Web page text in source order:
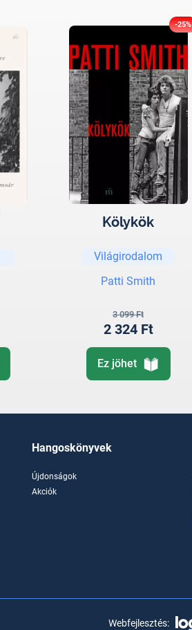
-25%
Kölykök
Világirodalom
Patti Smith
3 099 Ft
2 324 Ft
Ez jöhet
Hangoskönyvek
Újdonságok
Akciók
Webfejlesztés: